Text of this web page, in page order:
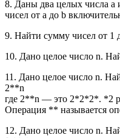
8. Даны два целых числа a
чисел от a до b
9. Найти сумму чисел от 1
10. Дано целое число n.
11. Дано целое число n.
2**n
где 2**n — это 2*2*2*. *2
Операция ** называется
12. Дано целое число n.